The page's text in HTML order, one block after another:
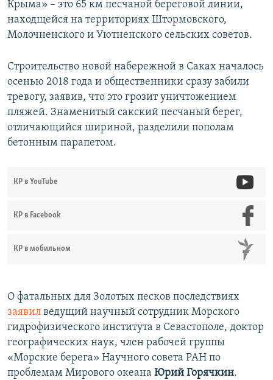
Крыма» – это 65 км песчаной береговой линии,
находщейся на территориях Штормовского,
Молочненского и Уютненского сельских советов.
Строительство новой набережной в Саках началось
осенью 2018 года и общественники сразу забили
тревогу, заявив, что это грозит уничтожением
пляжей. Знаменитый сакский песчаный берег,
отличающийся шириной, разделили пополам
бетонным парапетом.
КР в YouTube
КР в Facebook
КР в мобильном
О фатальных для Золотых песков последствиях
заявил ведущий научный сотрудник Морского
гидрофизического института в Севастополе, доктор
географических наук, член рабочей группы
«Морские берега» Научного совета РАН по
проблемам Мирового океана Юрий Горячкин.